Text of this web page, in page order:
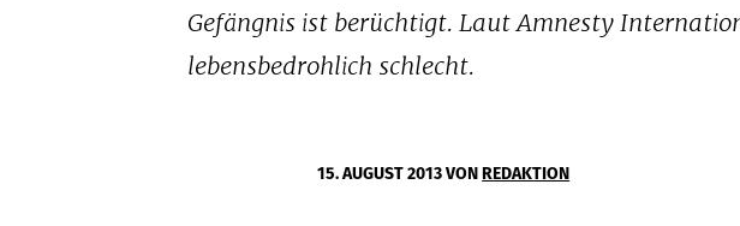
Gefängnis ist berüchtigt. Laut Amnesty
lebensbedrohlich schlecht.
15. AUGUST 2013VON REDAKTION